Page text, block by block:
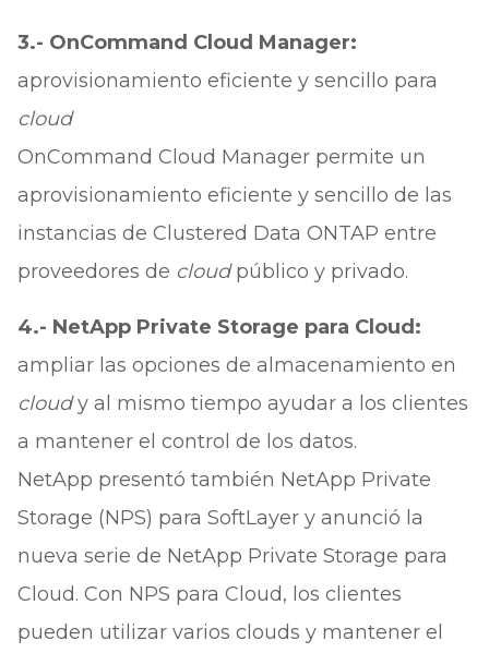
3.- OnCommand Cloud Manager:
aprovisionamiento eficiente y sencillo para
cloud
OnCommand Cloud Manager permite un
aprovisionamiento eficiente y sencillo de las
instancias de Clustered Data ONTAP entre
proveedores de cloudpúblico y privado.
4.- NetApp Private Storage para Cloud:
ampliar las opciones de almacenamiento en
cloudy al mismo tiempo ayudar a los clientes
a mantener el control de los datos.
NetApp presentó también NetApp Private
Storage (NPS) para SoftLayer y anunció la
nueva serie de NetApp Private Storage para
Cloud. Con NPS para Cloud, los clientes
pueden utilizar varios clouds y mantener el